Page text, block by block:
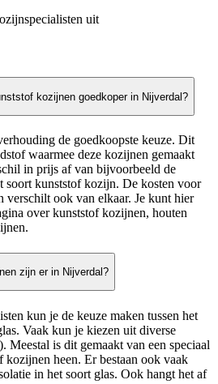
uit
kozijnen goedkoper in Nijverdal?
de goedkoopste keuze. Dit
waarmee deze kozijnen gemaakt
in prijs af van bijvoorbeeld de
soort kunststof kozijn. De kosten voor
verschilt ook van elkaar. Je kunt hier
over kunststof kozijnen, houten
zijn er in Nijverdal?
kun je de keuze maken tussen het
Vaak kun je kiezen uit diverse
Meestal is dit gemaakt van een speciaal
heen. Er bestaan ook vaak
in het soort glas. Ook hangt het af